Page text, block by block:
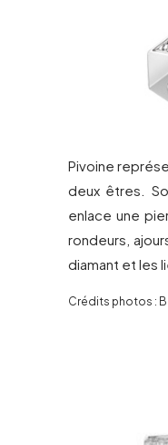
Pivoine
deux êtres.
enlace une
rondeurs,
diamant et les
Crédits photos :